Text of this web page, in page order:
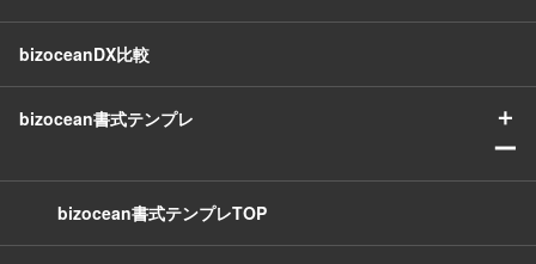
bizoceanDX比較
bizocean書式テンプレ
＋
ー
bizocean書式テンプレTOP